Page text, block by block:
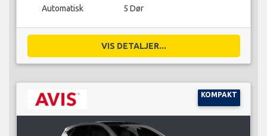
Automatisk 5 Dør
VIS DETALJER...
KOMPAKT